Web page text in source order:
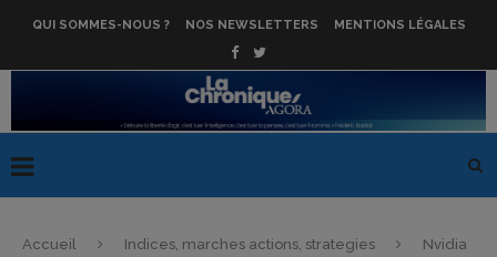
QUI SOMMES-NOUS ? NOS NEWSLETTERS MENTIONS LÉGALES
Accueil Indices, marches actions, strategies
Nvidia